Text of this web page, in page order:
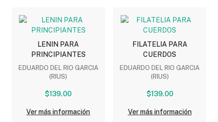
LENIN PARA
PRINCIPIANTES
EDUARDO DEL RIO GARCIA
(RIUS)
$139.00
Ver más información
FILATELIA PARA
CUERDOS
EDUARDO DEL RIO GARCIA
(RIUS)
$139.00
Ver más información